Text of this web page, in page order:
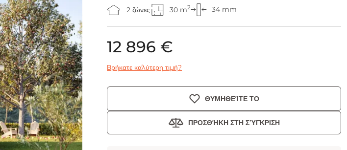
2 ζώνες 30 m2 34 mm
12 896 €
Βρήκατε καλύτερη τιμή?
ΘΥΜΗΘΕΊΤΕ ΤΟ
ΠΡΟΣΘΉΚΗ ΣΤΗ ΣΎΓΚΡΙΣΗ